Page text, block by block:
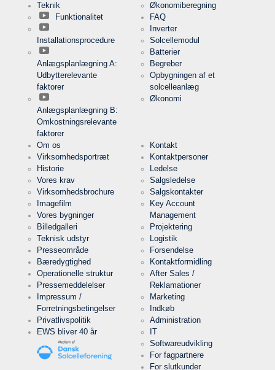
Teknik
Funktionalitet
Installationsprocedure
Anlægsplanlægning A:
Udbytterelevante
faktorer
Anlægsplanlægning B:
Omkostningsrelevante
faktorer
Økonomiberegning
FAQ
Inverter
Solcellemodul
Batterier
Begreber
Opbygningen af et
solcelleanlæg
Økonomi
Om os
Virksomhedsportræt
Historie
Vores krav
Virksomhedsbrochure
Imagefilm
Vores bygninger
Billedgalleri
Teknisk udstyr
Presseområde
Bæredygtighed
Operationelle struktur
Pressemeddelelser
Impressum /
Forretningsbetingelser
Privatlivspolitik
EWS bliver 40 år
Kontakt
Kontaktpersoner
Ledelse
Salgsledelse
Salgskontakter
Key Account
Management
Projektering
Logistik
Forsendelse
Kontaktformidling
After Sales /
Reklamationer
Marketing
Indkøb
Administration
IT
Softwareudvikling
For fagpartnere
For slutkunder
Formål
Google til
webstedsanalyser.
Genererer
statistiske
hvordan
den
Navn _ga,_gid
Udløb 2 år
Cookies, der er nødvendige for at evaluere
brugeradfærd:
Service
Udbyder
LinkedIn
Formål
webstedsanalyser.
hvordan
den
besøgende
Navn
Udløb 2 år
Infos schließen